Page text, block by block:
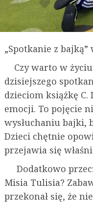
„Spotkanie z bajką”
Czy warto w życiu
dzisiejszego
dzieciom książkę C.
emocji. To pojęcie
wysłuchaniu bajki,
Dzieci chętnie
przejawia się
Dodatkowo
Misia Tulisia?
przekonał się, że